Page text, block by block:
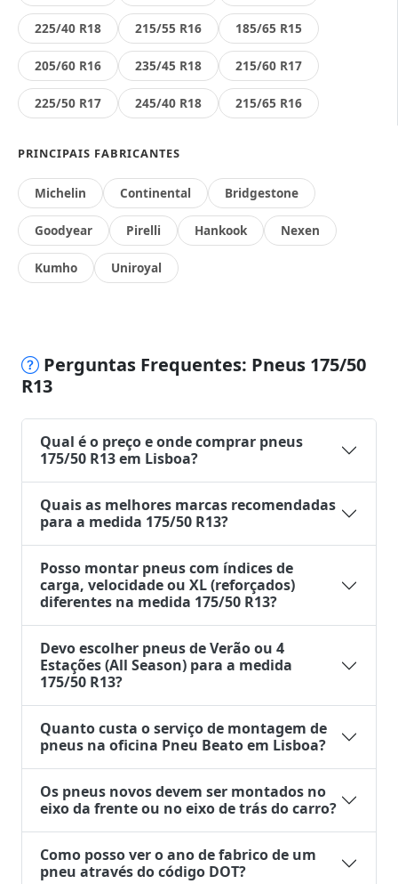
225/40 R18 215/55 R16 185/65 R15
205/60 R16 235/45 R18 215/60 R17
225/50 R17 245/40 R18 215/65 R16
PRINCIPAIS FABRICANTES
Michelin Continental Bridgestone
Goodyear Pirelli Hankook Nexen
Kumho Uniroyal
Perguntas Frequentes: Pneus 175/50
R13
Qual é o preço e onde comprar pneus
175/50 R13 em Lisboa?
Quais as melhores marcas recomendadas
para a medida 175/50 R13?
Posso montar pneus com índices de
carga, velocidade ou XL (reforçados)
diferentes na medida 175/50 R13?
Devo escolher pneus de Verão ou 4
Estações (All Season) para a medida
175/50 R13?
Quanto custa o serviço de montagem de
pneus na oficina Pneu Beato em Lisboa?
Os pneus novos devem ser montados no
eixo da frente ou no eixo de trás do carro?
Como posso ver o ano de fabrico de um
pneu através do código DOT?